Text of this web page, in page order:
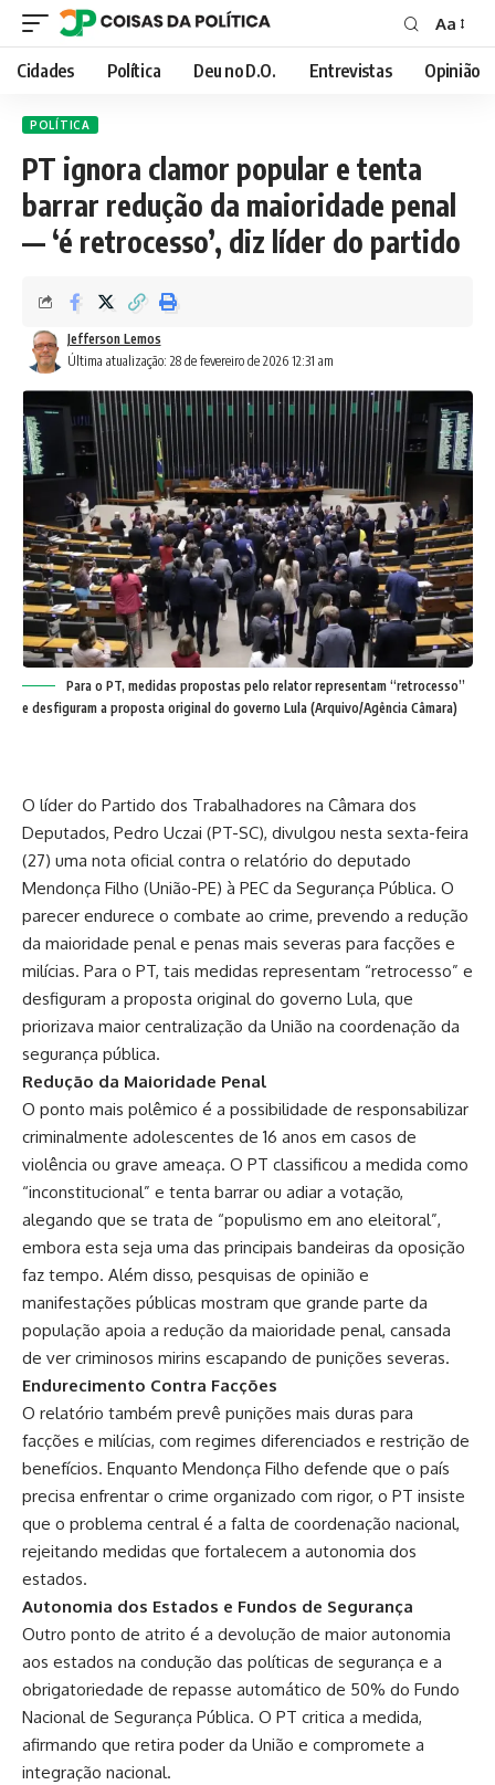
Font
Resizer
Aa
Cidades Política Deu no D.O. Entrevistas Opinião
POLÍTICA
PT ignora clamor popular e tenta
barrar redução da maioridade penal
— ‘é retrocesso’, diz líder do partido
Última atualização: 28 de fevereiro de 2026 12:31 am
Jefferson Lemos
Para o PT, medidas propostas pelo relator representam “retrocesso”
e desfiguram a proposta original do governo Lula (Arquivo/Agência Câmara)
O líder do Partido dos Trabalhadores na Câmara dos
Deputados, Pedro Uczai (PT-SC), divulgou nesta sexta-feira
(27) uma nota oficial contra o relatório do deputado
Mendonça Filho (União-PE) à PEC da Segurança Pública. O
parecer endurece o combate ao crime, prevendo a redução
da maioridade penal e penas mais severas para facções e
milícias. Para o PT, tais medidas representam “retrocesso” e
desfiguram a proposta original do governo Lula, que
priorizava maior centralização da União na coordenação da
segurança pública.
Redução da Maioridade Penal
O ponto mais polêmico é a possibilidade de responsabilizar
criminalmente adolescentes de 16 anos em casos de
violência ou grave ameaça. O PT classificou a medida como
“inconstitucional” e tenta barrar ou adiar a votação,
alegando que se trata de “populismo em ano eleitoral”,
embora esta seja uma das principais bandeiras da oposição
faz tempo. Além disso, pesquisas de opinião e
manifestações públicas mostram que grande parte da
população apoia a redução da maioridade penal, cansada
de ver criminosos mirins escapando de punições severas.
Endurecimento Contra Facções
O relatório também prevê punições mais duras para
facções e milícias, com regimes diferenciados e restrição de
benefícios. Enquanto Mendonça Filho defende que o país
precisa enfrentar o crime organizado com rigor, o PT insiste
que o problema central é a falta de coordenação nacional,
rejeitando medidas que fortalecem a autonomia dos
estados.
Autonomia dos Estados e Fundos de Segurança
Outro ponto de atrito é a devolução de maior autonomia
aos estados na condução das políticas de segurança e a
obrigatoriedade de repasse automático de 50% do Fundo
Nacional de Segurança Pública. O PT critica a medida,
afirmando que retira poder da União e compromete a
integração nacional.